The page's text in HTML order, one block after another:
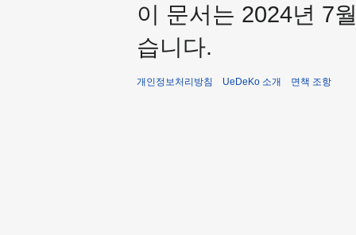
이 문서는 2024년 7
습니다.
개인정보처리방침 UeDeKo 소개 면책 조항